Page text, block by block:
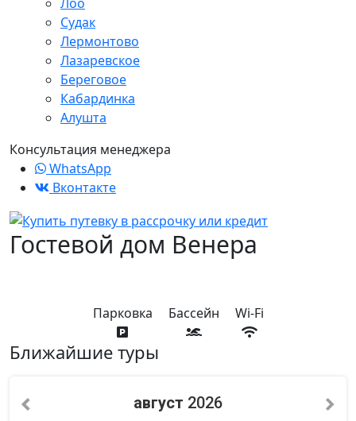
Судак
Лермонтово
Лазаревское
Береговое
Кабардинка
Алушта
Консультация менеджера
WhatsApp
Вконтакте
Гостевой дом Венера
Парковка Бассейн Wi-Fi
Ближайшие туры
август 2026